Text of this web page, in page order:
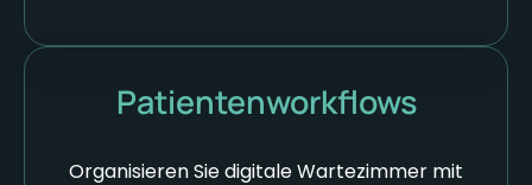
Patientenworkflows
Organisieren Sie digitale Wartezimmer mit